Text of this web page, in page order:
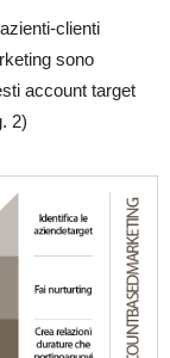
clienti
sono
account target
2)